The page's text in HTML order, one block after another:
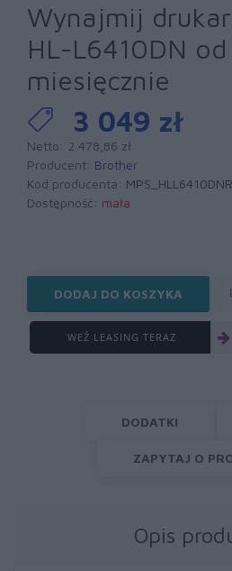
Wynajmij
HL-L6410DN
miesięcznie
3 049 zł
Netto: 2 478,86 zł
Producent: Brother
Kod producenta:
Dostępność: mała
DODAJ DO KOSZYKA
WEŹ LEASING TERAZ
DODATKI
ZAPYTAJ O
Opis